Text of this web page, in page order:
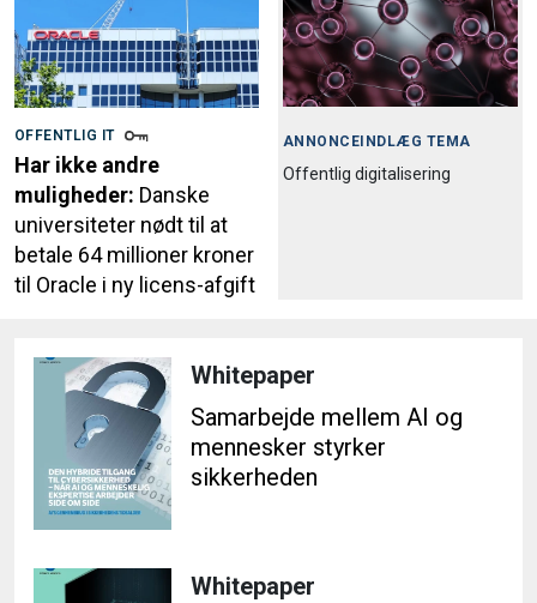
OFFENTLIG IT
Har ikke andre
muligheder: Danske
universiteter nødt til at
betale 64 millioner kroner
til Oracle i ny licens-afgift
ANNONCEINDLÆG TEMA
Offentlig digitalisering
Whitepaper
Samarbejde mellem AI og
mennesker styrker
sikkerheden
Whitepaper